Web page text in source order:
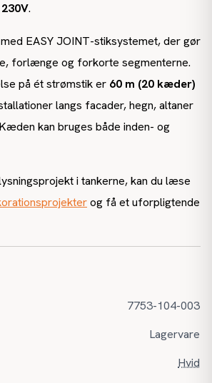
.
EASY JOINT-stiksystemet, der gør
forlænge og forkorte segmenterne.
på ét strømstik er 60 m (20 kæder)
langs facader, hegn, altaner
kan bruges både inden- og
i tankerne, kan du læse
og få et uforpligtende
7753-104-003
Lagervare
Hvid